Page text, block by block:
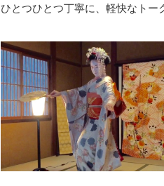
ひとつひとつ丁寧に、軽快なトー